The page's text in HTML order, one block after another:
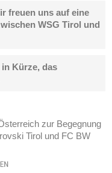
freuen uns auf eine
WSG Tirol und
Kürze, das
zur Begegnung
Tirol und FC BW